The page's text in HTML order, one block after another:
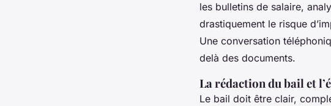
les bulletins de salaire,
drastiquement le risque
Une conversation
delà des documents.
La rédaction du bail et
Le bail doit être clair,